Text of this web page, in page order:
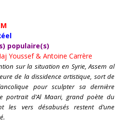
populaire(s)
Youssef & Antoine Carrère
sur la situation en Syrie, Assem al
de la dissidence artistique, sort de
pour sculpter sa dernière
portrait d’Al Maari, grand poète du
les vers désabusés restent d’une